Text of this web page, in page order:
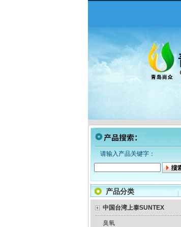
请输入产品关键字：
产品分类
中国台湾上泰SUNTEX
臭氧
LMI米顿罗电磁隔膜泵加药
泵